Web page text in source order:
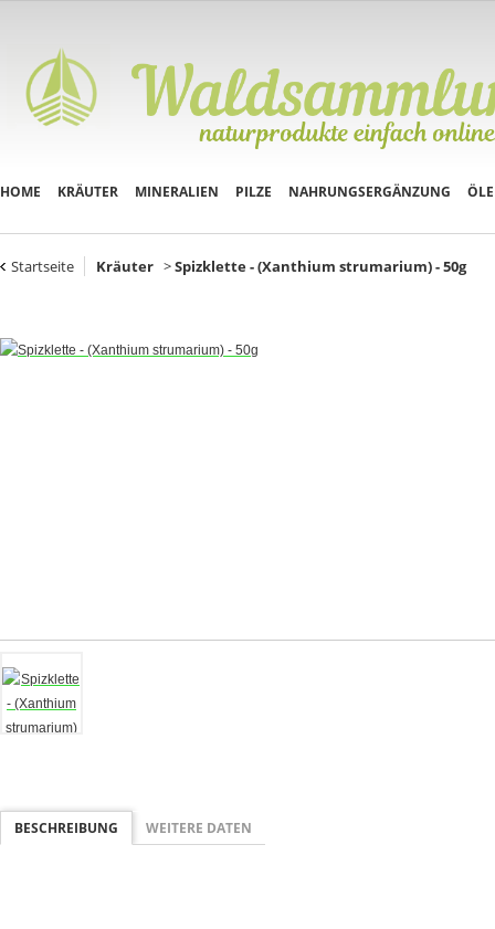
HOME KRÄUTER MINERALIEN PILZE NAHRUNGSERGÄNZUNG ÖLE
Startseite Kräuter >Spizklette - (Xanthium strumarium) - 50g
BESCHREIBUNG WEITERE DATEN